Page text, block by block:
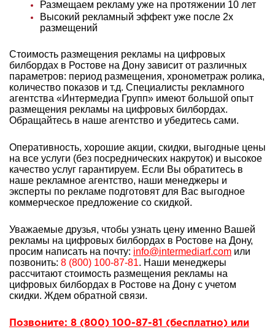
Размещаем рекламу уже на протяжении 10 лет
Высокий рекламный эффект уже после 2х
размещений
Стоимость размещения рекламы на цифровых
билбордах в Ростове на Дону зависит от различных
параметров: период размещения, хронометраж ролика,
количество показов и т.д. Специалисты рекламного
агентства «Интермедиа Групп» имеют большой опыт
размещения рекламы на цифровых билбордах.
Обращайтесь в наше агентство и убедитесь сами.
Оперативность, хорошие акции, скидки, выгодные цены
на все услуги (без посреднических накруток) и высокое
качество услуг гарантируем. Если Вы обратитесь в
наше рекламное агентство, наши менеджеры и
эксперты по рекламе подготовят для Вас выгодное
коммерческое предложение со скидкой.
Уважаемые друзья, чтобы узнать цену именно Вашей
рекламы на цифровых билбордах в Ростове на Дону,
просим написать на почту: info@intermediarf.com или
позвонить: 8 (800) 100-87-81. Наши менеджеры
рассчитают стоимость размещения рекламы на
цифровых билбордах в Ростове на Дону с учетом
скидки. Ждем обратной связи.
Позвоните: 8 (800) 100-87-81 (бесплатно) или